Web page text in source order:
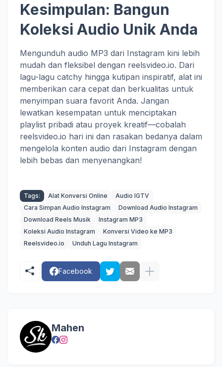
Kesimpulan: Bangun
Koleksi Audio Unik Anda
Mengunduh audio MP3 dari Instagram kini lebih
mudah dan fleksibel dengan reelsvideo.io. Dari
lagu-lagu catchy hingga kutipan inspiratif, alat ini
memberikan cara cepat dan berkualitas untuk
menyimpan suara favorit Anda. Jangan
lewatkan kesempatan untuk menciptakan
playlist pribadi atau proyek kreatif—cobalah
reelsvideo.io hari ini dan rasakan bedanya dalam
mengelola konten audio dari Instagram dengan
lebih bebas dan menyenangkan!
Tags: Alat Konversi Online
Audio IGTV
Cara Simpan Audio Instagram
Download Audio Instagram
Download Reels Musik
Instagram MP3
Koleksi Audio Instagram
Konversi Video ke MP3
Reelsvideo.io
Unduh Lagu Instagram
Facebook
Mahen